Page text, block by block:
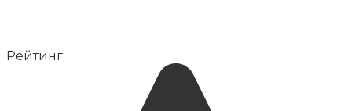
Рейтинг